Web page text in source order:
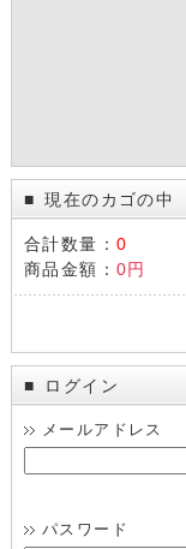
■ 現在のカゴの中
合計数量： 0
商品金額： 0円
■ ログイン
メールアドレス
パスワード